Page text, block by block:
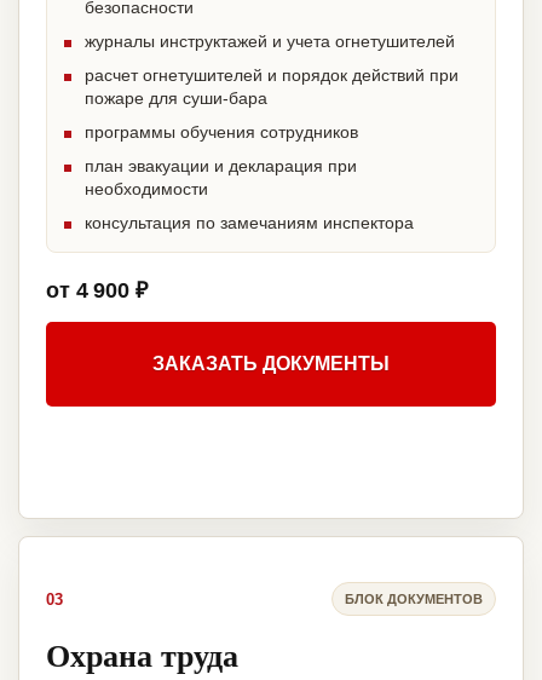
безопасности
журналы инструктажей и учета огнетушителей
расчет огнетушителей и порядок действий при
пожаре для суши-бара
программы обучения сотрудников
план эвакуации и декларация при
необходимости
консультация по замечаниям инспектора
от 4 900 ₽
ЗАКАЗАТЬ ДОКУМЕНТЫ
03 БЛОК ДОКУМЕНТОВ
Охрана труда